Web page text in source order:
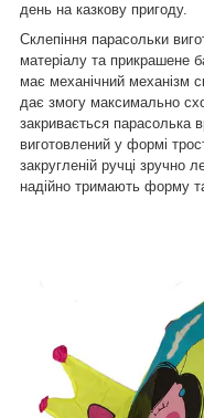
день на казкову пригоду.
Склепіння парасольки
матеріалу та прикрашене
має механічний механізм
дає змогу максимально
закривається парасолька
виготовлений у формі
закругленій ручці зручно
надійно тримають форму